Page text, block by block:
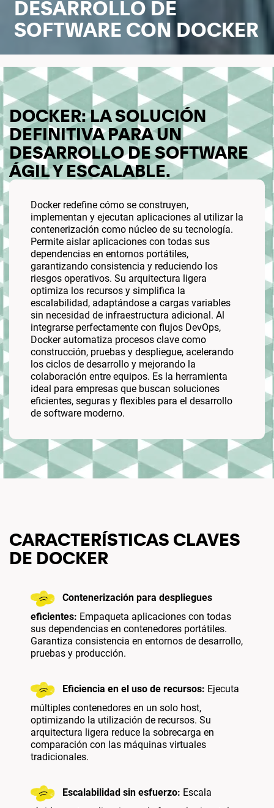
DESARROLLO DE
SOFTWARE CON DOCKER
DOCKER: LA SOLUCIÓN
DEFINITIVA PARA UN
DESARROLLO DE SOFTWARE
ÁGIL Y ESCALABLE.
Docker redefine cómo se construyen,
implementan y ejecutan aplicaciones al utilizar la
contenerización como núcleo de su tecnología.
Permite aislar aplicaciones con todas sus
dependencias en entornos portátiles,
garantizando consistencia y reduciendo los
riesgos operativos. Su arquitectura ligera
optimiza los recursos y simplifica la
escalabilidad, adaptándose a cargas variables
sin necesidad de infraestructura adicional. Al
integrarse perfectamente con flujos DevOps,
Docker automatiza procesos clave como
construcción, pruebas y despliegue, acelerando
los ciclos de desarrollo y mejorando la
colaboración entre equipos. Es la herramienta
ideal para empresas que buscan soluciones
eficientes, seguras y flexibles para el desarrollo
de software moderno.
CARACTERÍSTICAS CLAVES
DE DOCKER
Contenerización para despliegues
eficientes: Empaqueta aplicaciones con todas
sus dependencias en contenedores portátiles.
Garantiza consistencia en entornos de desarrollo,
pruebas y producción.
Eficiencia en el uso de recursos: Ejecuta
múltiples contenedores en un solo host,
optimizando la utilización de recursos. Su
arquitectura ligera reduce la sobrecarga en
comparación con las máquinas virtuales
tradicionales.
Escalabilidad sin esfuerzo: Escala